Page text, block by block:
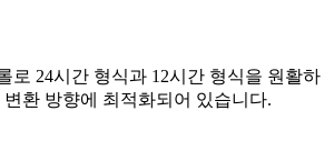
로 24시간 형식과 12시간 형식을 원활하
환 방향에 최적화되어 있습니다.